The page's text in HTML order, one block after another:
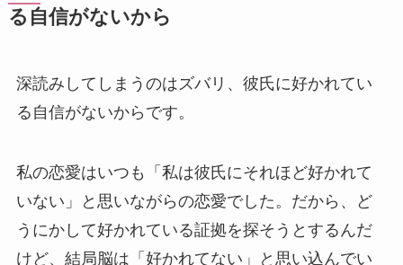
る自信がないから
深読みしてしまうのはズバリ、彼氏に好かれてい
る自信がないからです。
私の恋愛はいつも「私は彼氏にそれほど好かれて
いない」と思いながらの恋愛でした。だから、ど
うにかして好かれている証拠を探そうとするんだ
けど、結局脳は「好かれてない」と思い込んでい